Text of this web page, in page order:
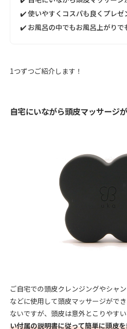
✔️ 使いやすくコスパも良くプレゼ
✔️ お風呂の中でもお風呂上がりで
1つずつご紹介します！
自宅にいながら頭皮マッサージ
ご自宅での頭皮クレンジングやシャ
などに使用して頭皮マッサージがで
ないですが、頭皮は意外とこりやすい
い付属の説明書に従って簡単に頭皮